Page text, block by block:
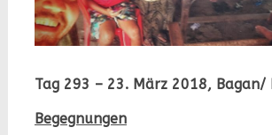
Tag 293 – 23. März 2018, Bagan/
Begegnungen